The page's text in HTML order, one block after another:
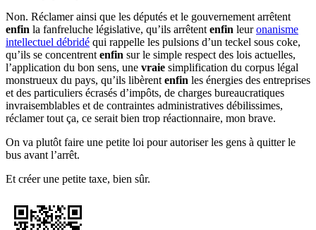
Non. Réclamer ainsi que les députés et le gouvernement arrêtent
enfin la fanfreluche législative, qu’ils arrêtent enfin leuronanisme
intellectuel débridé qui rappelle les pulsions d’un teckel sous coke,
qu’ils se concentrent enfin sur le simple respect des lois actuelles,
l’application du bon sens, une vraie simplification du corpus légal
monstrueux du pays, qu’ils libèrent enfin les énergies des entreprises
et des particuliers écrasés d’impôts, de charges bureaucratiques
invraisemblables et de contraintes administratives débilissimes,
réclamer tout ça, ce serait bien trop réactionnaire, mon brave.
On va plutôt faire une petite loi pour autoriser les gens à quitter le
bus avant l’arrêt.
Et créer une petite taxe, bien sûr.